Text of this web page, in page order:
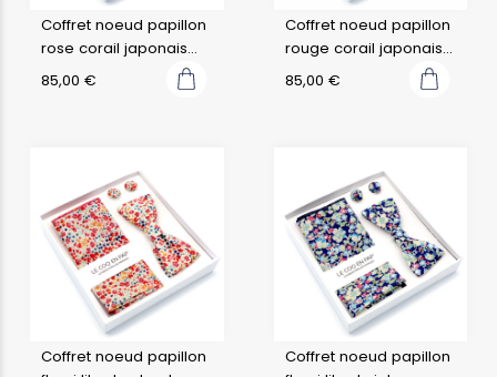
Coffret noeud papillon
rose corail japonais
kikko
85,00 €
Coffret noeud papillon
rouge corail japonais
kikko
85,00 €
Coffret noeud papillon
Coffret noeud papillon